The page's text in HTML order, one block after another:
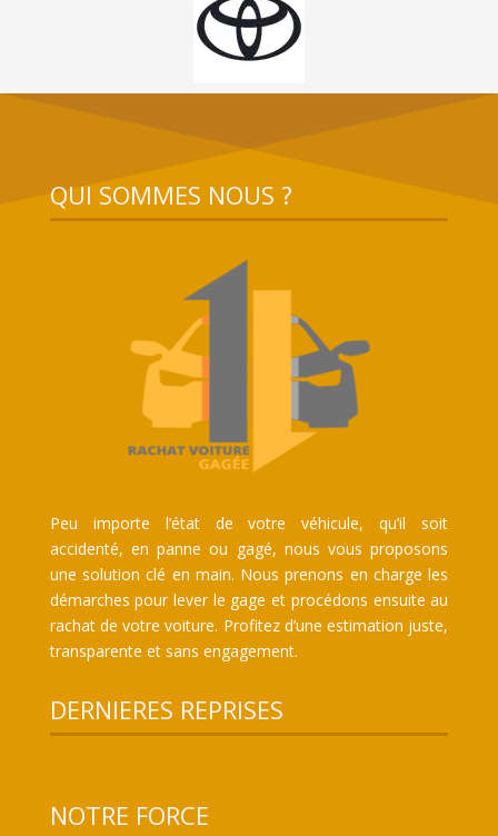
QUI SOMMES NOUS ?
Peu importe l’état de votre véhicule, qu’il soit
accidenté, en panne ou gagé, nous vous proposons
une solution clé en main. Nous prenons en charge les
démarches pour lever le gage et procédons ensuite au
rachat de votre voiture. Profitez d’une estimation juste,
transparente et sans engagement.
DERNIERES REPRISES
NOTRE FORCE